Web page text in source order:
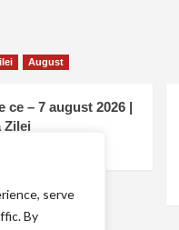
serve
By
August
ce – 7 august 2026 |
Zilei